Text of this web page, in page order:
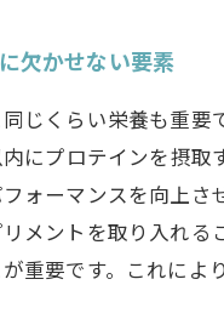
欠かせない要素
じくらい栄養も重
にプロテインを摂
ォーマンスを向上
メントを取り入れ
重要です。これによ